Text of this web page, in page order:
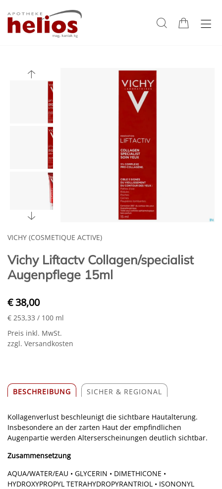
VICHY (COSMETIQUE ACTIVE)
Vichy Liftactv Collagen/specialist
Augenpflege 15ml
€ 38,00
€ 253,33 / 100 ml
Preis inkl. MwSt.
zzgl. Versandkosten
BESCHREIBUNG SICHER & REGIONAL
Kollagenverlust beschleunigt die sichtbare Hautalterung.
Insbesondere an der zarten Haut der empfindlichen
Augenpartie werden Alterserscheinungen deutlich sichtbar.
Zusammensetzung
AQUA/WATER/EAU • GLYCERIN • DIMETHICONE •
HYDROXYPROPYL TETRAHYDROPYRANTRIOL • ISONONYL